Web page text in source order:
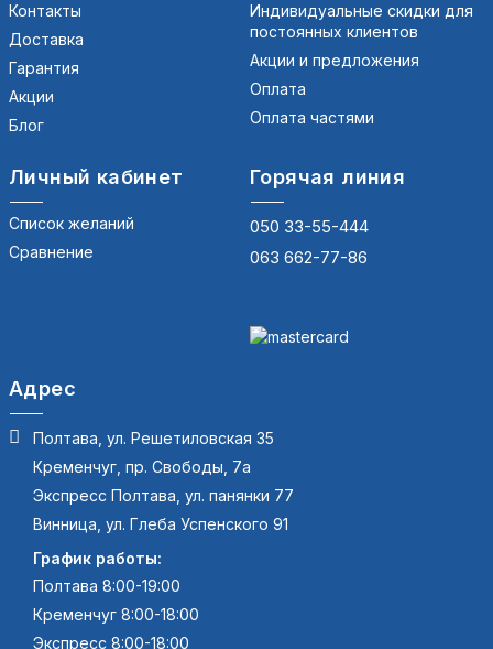
Контакты
Доставка
Гарантия
Акции
Блог
Индивидуальные скидки для
постоянных клиентов
Акции и предложения
Оплата
Оплата частями
Личный кабинет
Список желаний
Сравнение
Горячая линия
050 33-55-444
063 662-77-86
Адрес
Полтава, ул. Решетиловская 35
Кременчуг, пр. Свободы, 7а
Экспресс Полтава, ул. панянки 77
Винница, ул. Глеба Успенского 91
График работы:
Полтава 8:00-19:00
Кременчуг 8:00-18:00
Экспресс 8:00-18:00